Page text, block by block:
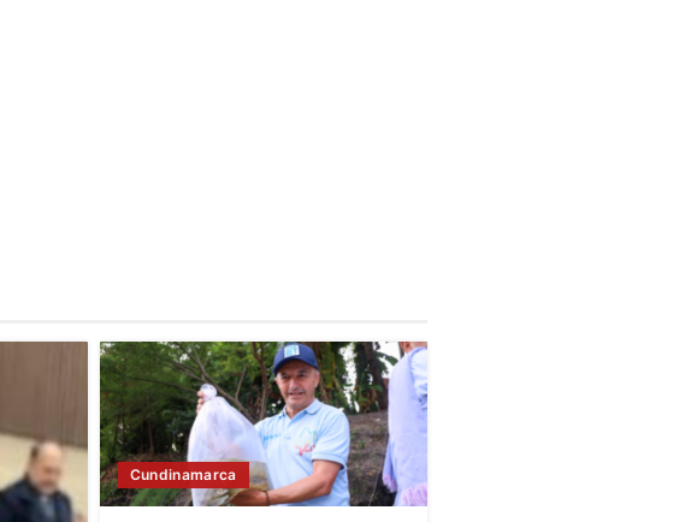
Cundinamarca